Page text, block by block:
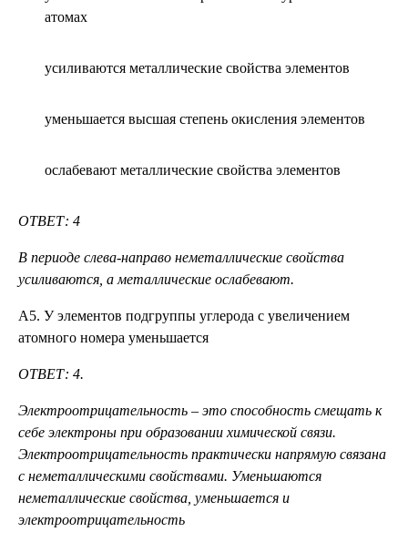
атомах
усиливаются металлические свойства элементов
уменьшается высшая степень окисления элементов
ослабевают металлические свойства элементов
ОТВЕТ: 4
В периоде слева-направо неметаллические свойства
усиливаются, а металлические ослабевают.
А5. У элементов подгруппы углерода с увеличением
атомного номера уменьшается
ОТВЕТ: 4.
Электроотрицательность – это способность смещать к
себе электроны при образовании химической связи.
Электроотрицательность практически напрямую связана
с неметаллическими свойствами. Уменьшаются
неметаллические свойства, уменьшается и
электроотрицательность